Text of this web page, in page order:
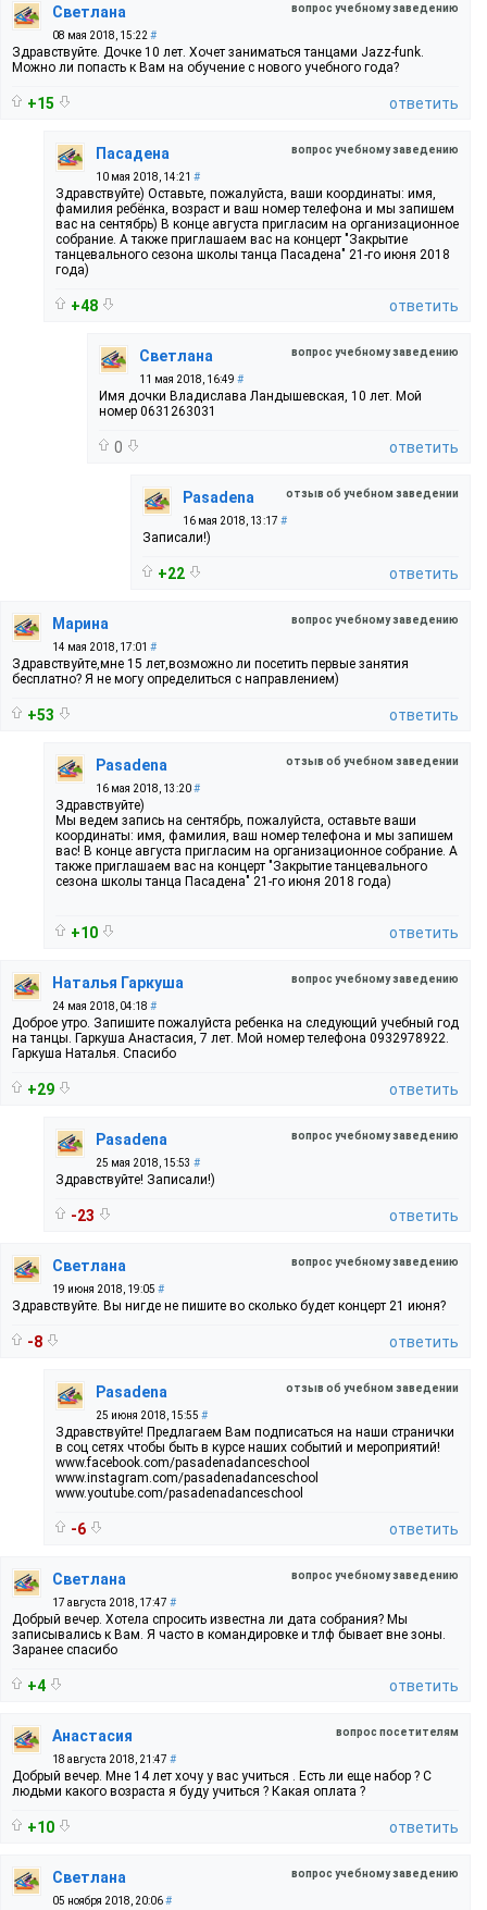
вопрос учебному заведению
Светлана
08 мая 2018, 15:22 #
Здравствуйте. Дочке 10 лет. Хочет заниматься танцами Jazz-funk.
Можно ли попасть к Вам на обучение с нового учебного года?
+15 ответить
вопрос учебному заведению
Пасадена
10 мая 2018, 14:21 #
Здравствуйте) Оставьте, пожалуйста, ваши координаты: имя,
фамилия ребёнка, возраст и ваш номер телефона и мы запишем
вас на сентябрь) В конце августа пригласим на организационное
собрание. А также приглашаем вас на концерт "Закрытие
танцевального сезона школы танца Пасадена" 21-го июня 2018
года)
+48 ответить
вопрос учебному заведению
Светлана
11 мая 2018, 16:49 #
Имя дочки Владислава Ландышевская, 10 лет. Мой
номер 0631263031
0 ответить
отзыв об учебном заведении
Pasadena
16 мая 2018, 13:17 #
Записали!)
+22 ответить
вопрос учебному заведению
Марина
14 мая 2018, 17:01 #
Здравствуйте,мне 15 лет,возможно ли посетить первые занятия
бесплатно? Я не могу определиться с направлением)
+53 ответить
отзыв об учебном заведении
Pasadena
16 мая 2018, 13:20#
Здравствуйте)
Мы ведем запись на сентябрь, пожалуйста, оставьте ваши
координаты: имя, фамилия, ваш номер телефона и мы запишем
вас! В конце августа пригласим на организационное собрание. А
также приглашаем вас на концерт "Закрытие танцевального
сезона школы танца Пасадена" 21-го июня 2018 года)
+10 ответить
вопрос учебному заведению
Наталья Гаркуша
24 мая 2018, 04:18 #
Доброе утро. Запишите пожалуйста ребенка на следующий учебный год
на танцы. Гаркуша Анастасия, 7 лет. Мой номер телефона 0932978922.
Гаркуша Наталья. Спасибо
+29 ответить
вопрос учебному заведению
Pasadena
25 мая 2018, 15:53 #
Здравствуйте! Записали!)
-23 ответить
вопрос учебному заведению
Светлана
19 июня 2018, 19:05 #
Здравствуйте. Вы нигде не пишите во сколько будет концерт 21 июня?
-8 ответить
отзыв об учебном заведении
Pasadena
25 июня 2018, 15:55 #
Здравствуйте! Предлагаем Вам подписаться на наши странички
в соц сетях чтобы быть в курсе наших событий и мероприятий!
www.facebook.com/pasadenadanceschool
www.instagram.com/pasadenadanceschool
www.youtube.com/pasadenadanceschool
-6 ответить
вопрос учебному заведению
Светлана
17 августа 2018, 17:47 #
Добрый вечер. Хотела спросить известна ли дата собрания? Мы
записывались к Вам. Я часто в командировке и тлф бывает вне зоны.
Заранее спасибо
+4 ответить
вопрос посетителям
Анастасия
18 августа 2018, 21:47 #
Добрый вечер. Мне 14 лет хочу у вас учиться . Есть ли еще набор ? С
людьми какого возраста я буду учиться ? Какая оплата ?
+10 ответить
вопрос учебному заведению
Светлана
05 ноября 2018, 20:06#